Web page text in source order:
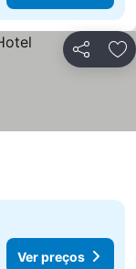
Partilhar
Ver preços